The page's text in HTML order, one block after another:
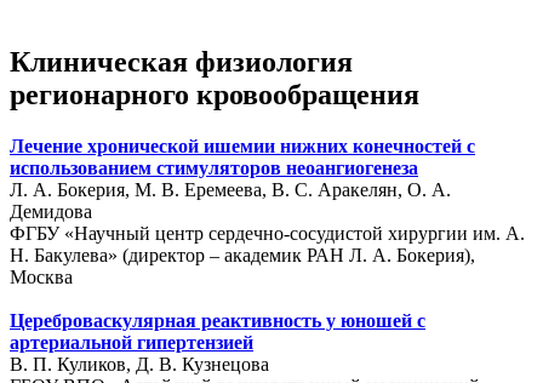
Клиническая физиология
регионарного кровообращения
Лечение хронической ишемии нижних конечностей с
использованием стимуляторов неоангиогенеза
Л. А. Бокерия, М. В. Еремеева, В. С. Аракелян, О. А.
Демидова
ФГБУ «Научный центр сердечно-сосудистой хирургии им. А.
Н. Бакулева» (директор – академик РАН Л. А. Бокерия),
Москва
Цереброваскулярная реактивность у юношей с
артериальной гипертензией
В. П. Куликов, Д. В. Кузнецова